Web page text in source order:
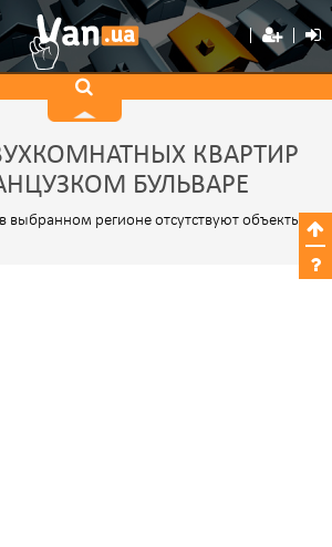
КВАРТИР
БУЛЬВАРЕ
регионе отсутствуют объекты.